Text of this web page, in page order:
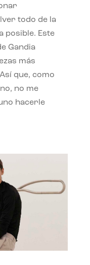
todo de la
posible. Este
Gandia
más
que, como
no me
hacerle